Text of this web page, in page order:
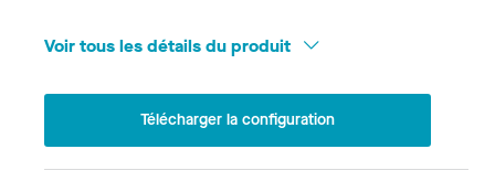
Voir tous les détails du produit
Télécharger la configuration